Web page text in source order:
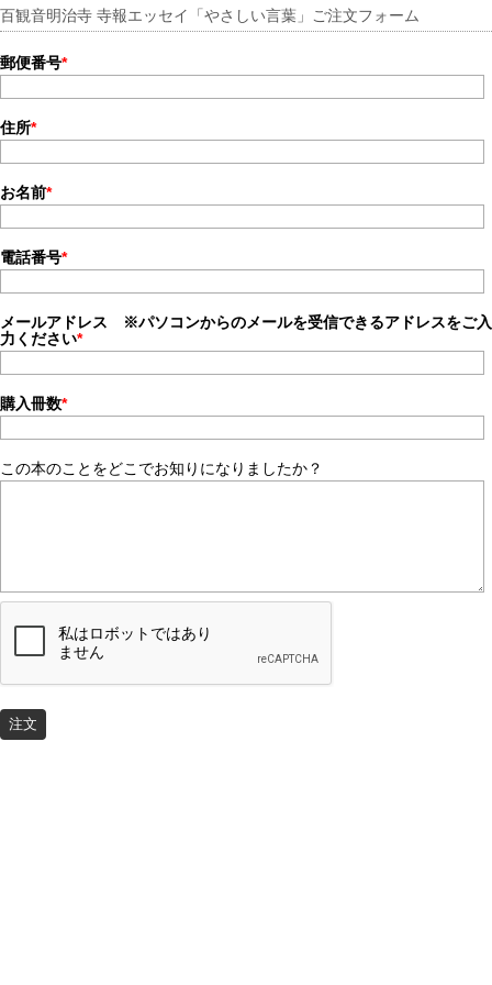
百観音明治寺 寺報エッセイ「やさしい言葉」ご注文フォーム
郵便番号*
住所*
お名前*
電話番号*
メールアドレス ※パソコンからのメールを受信できるアドレスをご入
力ください*
購入冊数*
この本のことをどこでお知りになりましたか？